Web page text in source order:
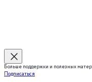
Больше поддержки и полезных
Подписаться